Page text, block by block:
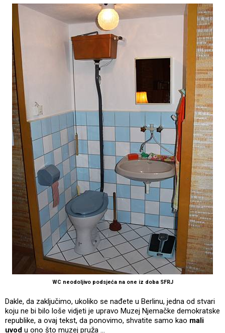
WC neodoljivo podsjeća na one iz doba SFRJ
Dakle, da zaključimo, ukoliko se nađete u Berlinu, jedna od stvari
koju ne bi bilo loše vidjeti je upravo Muzej Njemačke demokratske
republike, a ovaj tekst, da ponovimo, shvatite samo kao mali
uvod u ono što muzej pruža ...